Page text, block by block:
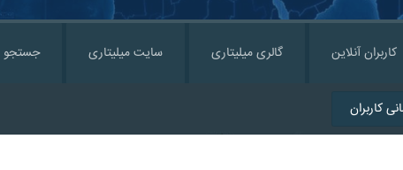
کاربران آنلاین گالری میلیتاری سایت میلیتاری جستجو
کاربران